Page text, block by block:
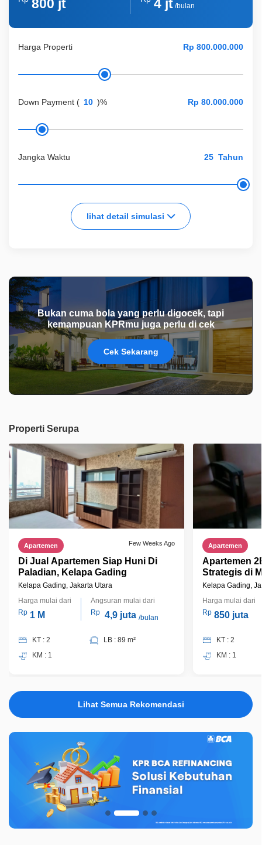
Harga Properti
Down Payment ( )%
Jangka Waktu Tahun
lihat detail simulasi
800 jt 4 jt/bulan
Bukan cuma bola yang perlu digocek, tapi
kemampuan KPRmu juga perlu di cek
Cek Sekarang
Properti Serupa
Apartemen Few Weeks Ago
Di Jual Apartemen Siap Huni Di
Paladian, Kelapa Gading
Kelapa Gading, Jakarta Utara
Harga mulai dari
Rp 1 M
Angsuran mulai dari
Rp 4,9 juta /bulan
KT : 2
KM : 1
LB : 89 m²
Apartemen
Apartemen
Strategis di
Gading
Kelapa Gading,
Harga mulai dari
Rp 850 juta
KT : 2
KM : 1
Lihat Semua Rekomendasi